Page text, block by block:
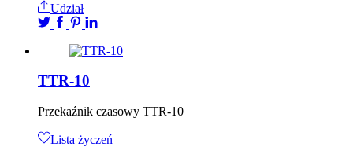
Udział
TTR-10
Przekaźnik czasowy TTR-10
Lista życzeń